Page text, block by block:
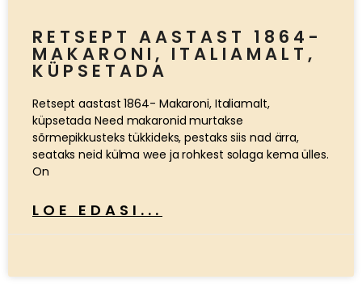
RETSEPT AASTAST 1864-
MAKARONI, ITALIAMALT,
KÜPSETADA
Retsept aastast 1864- Makaroni, Italiamalt,
küpsetada Need makaronid murtakse
sõrmepikkusteks tükkideks, pestaks siis nad ärra,
seataks neid külma wee ja rohkest solaga kema ülles.
On
LOE EDASI...